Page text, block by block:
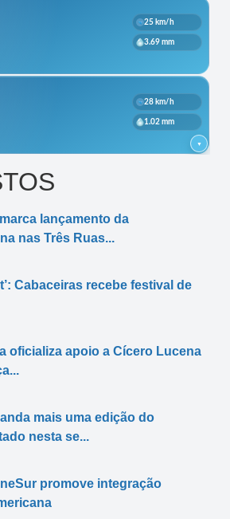
lançamento da
nas Três Ruas...
Cabaceiras recebe festival de
oficializa apoio a Cícero Lucena
mais uma edição do
nesta se...
promove integração